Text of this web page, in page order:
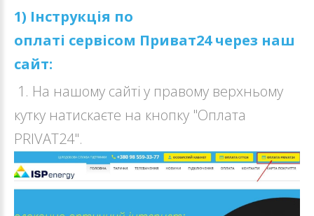
1) Інструкція по
оплаті сервісом Приват24 через наш
сайт:
1. На нашому сайті у правому верхньому
кутку натискаєте на кнопку "Оплата
PRIVAT24".